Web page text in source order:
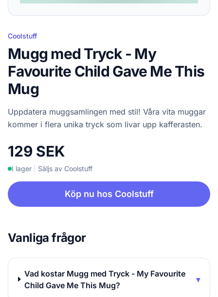
Coolstuff
Mugg med Tryck - My
Favourite Child Gave Me This
Mug
Uppdatera muggsamlingen med stil! Våra vita muggar
kommer i flera unika tryck som livar upp kafferasten.
129 SEK
I lager Säljs av Coolstuff
Köp nu hos Coolstuff
Vanliga frågor
Vad kostar Mugg med Tryck - My Favourite
Child Gave Me This Mug?
▾